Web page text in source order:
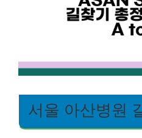
서울 아산병원